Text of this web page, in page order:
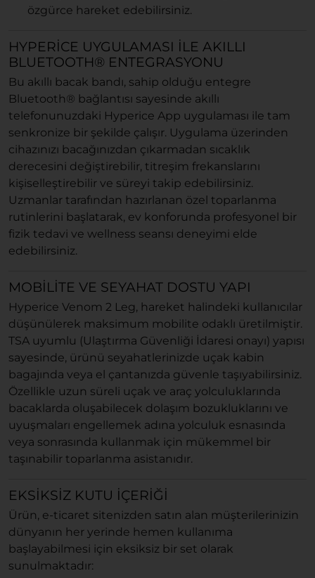
özgürce hareket edebilirsiniz.
HYPERICE UYGULAMASI ILE AKILLI
BLUETOOTH® ENTEGRASYONU
Bu akıllı bacak bandı, sahip olduğu entegre
Bluetooth® bağlantısı sayesinde akıllı
telefonunuzdaki Hyperice App uygulaması ile tam
senkronize bir şekilde çalışır. Uygulama üzerinden
cihazınızı bacağınızdan çıkarmadan sıcaklık
derecesini değiştirebilir, titreşim frekanslarını
kişiselleştirebilir ve süreyi takip edebilirsiniz.
Uzmanlar tarafından hazırlanan özel toparlanma
rutinlerini başlatarak, ev konforunda profesyonel bir
fizik tedavi ve wellness seansı deneyimi elde
edebilirsiniz.
MOBILITE VE SEYAHAT DOSTU YAPI
Hyperice Venom 2 Leg, hareket halindeki kullanıcılar
düşünülerek maksimum mobilite odaklı üretilmiştir.
TSA uyumlu (Ulaştırma Güvenliği İdaresi onayı) yapısı
sayesinde, ürünü seyahatlerinizde uçak kabin
bagajında veya el çantanızda güvenle taşıyabilirsiniz.
Özellikle uzun süreli uçak ve araç yolculuklarında
bacaklarda oluşabilecek dolaşım bozukluklarını ve
uyuşmaları engellemek adına yolculuk esnasında
veya sonrasında kullanmak için mükemmel bir
taşınabilir toparlanma asistanıdır.
EKSIKSIZ KUTU İÇERIĞI
Ürün, e-ticaret sitenizden satın alan müşterilerinizin
dünyanın her yerinde hemen kullanıma
başlayabilmesi için eksiksiz bir set olarak
sunulmaktadır: